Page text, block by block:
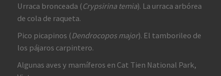
Urraca bronceada (Crypsirina temia). La urraca arbórea
de cola de raqueta.
Pico picapinos (Dendrocopos major). El tamborileo de
los pájaros carpintero.
Algunas aves y mamíferos en Cat Tien National Park,